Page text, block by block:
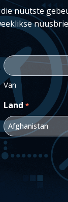
nuutste
Van
Land *